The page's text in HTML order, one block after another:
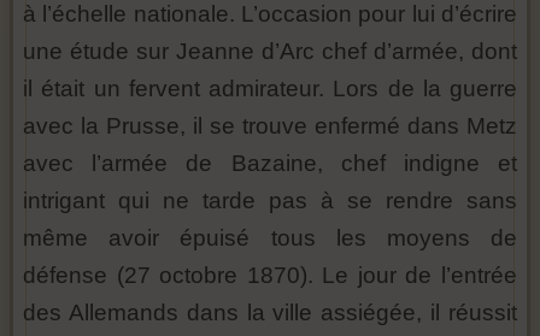
à l’échelle nationale. L’occasion pour lui d’écrire
une étude sur Jeanne d’Arc chef d’armée, dont
il était un fervent admirateur. Lors de la guerre
avec la Prusse, il se trouve enfermé dans Metz
avec l’armée de Bazaine, chef indigne et
intrigant qui ne tarde pas à se rendre sans
même avoir épuisé tous les moyens de
défense (27 octobre 1870). Le jour de l’entrée
des Allemands dans la ville assiégée, il réussit